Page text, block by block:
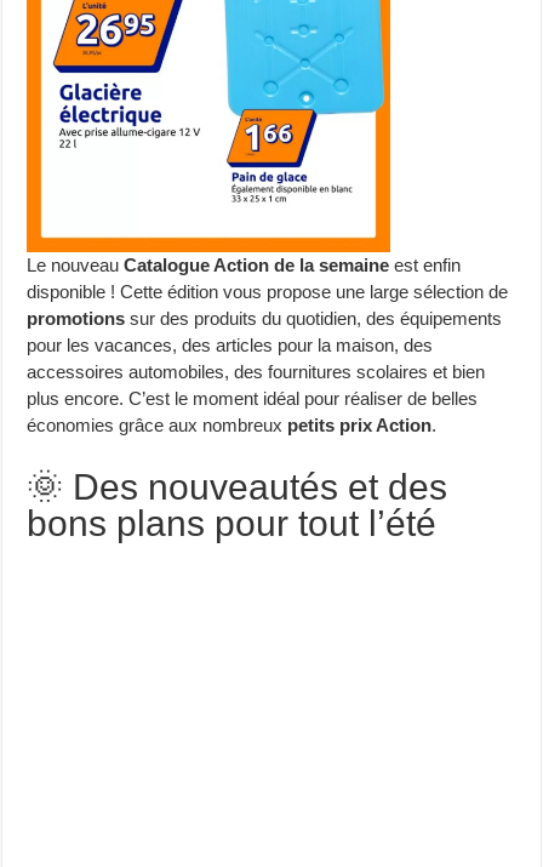
Le nouveauCatalogue Action de la semaine est enfin
disponible ! Cette édition vous propose une large sélection de
promotions sur des produits du quotidien, des équipements
pour les vacances, des articles pour la maison, des
accessoires automobiles, des fournitures scolaires et bien
plus encore. C’est le moment idéal pour réaliser de belles
économies grâce aux nombreux petits prix Action.
🌞 Des nouveautés et des
bons plans pour tout l’été